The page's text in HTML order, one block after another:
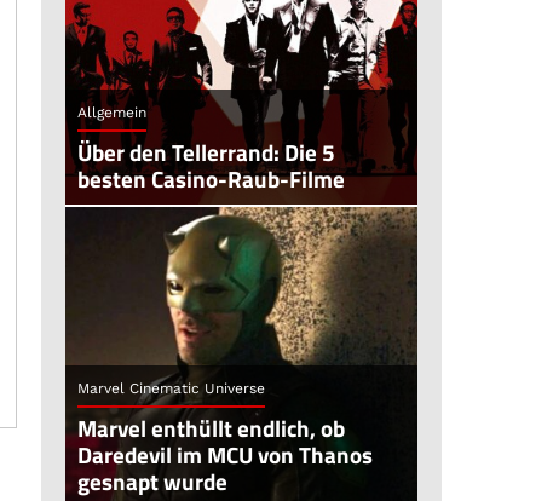
Allgemein
Über den Tellerrand: Die 5
besten Casino-Raub-Filme
Marvel Cinematic Universe
Marvel enthüllt endlich, ob
Daredevil im MCU von Thanos
gesnapt wurde